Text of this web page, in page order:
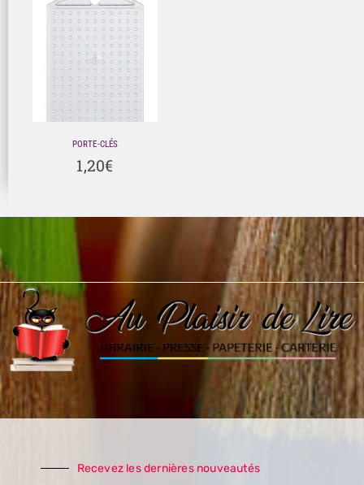
PORTE-CLÉS
1,20€
Recevez les dernières nouveautés